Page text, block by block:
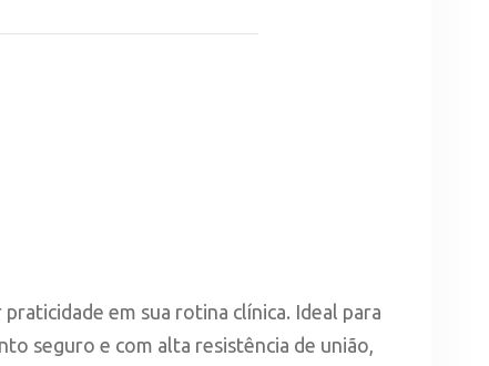
em sua rotina clínica. Ideal para
seguro e com alta resistência de união,